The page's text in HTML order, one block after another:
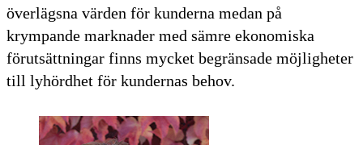
överlägsna värden för kunderna medan på
krympande marknader med sämre ekonomiska
förutsättningar finns mycket begränsade möjligheter
till lyhördhet för kundernas behov.